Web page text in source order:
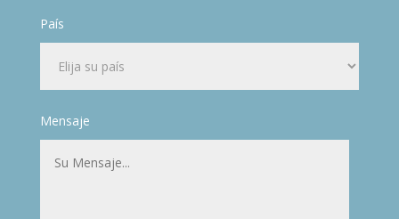
País
Mensaje